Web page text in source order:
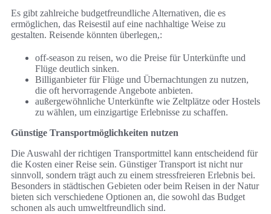
Es gibt zahlreiche budgetfreundliche Alternativen, die es
ermöglichen, das Reisestil auf eine nachhaltige Weise zu
gestalten. Reisende könnten überlegen,:
off-season zu reisen, wo die Preise für Unterkünfte und
Flüge deutlich sinken.
Billiganbieter für Flüge und Übernachtungen zu nutzen,
die oft hervorragende Angebote anbieten.
außergewöhnliche Unterkünfte wie Zeltplätze oder Hostels
zu wählen, um einzigartige Erlebnisse zu schaffen.
Günstige Transportmöglichkeiten nutzen
Die Auswahl der richtigen Transportmittel kann entscheidend für
die Kosten einer Reise sein. Günstiger Transport ist nicht nur
sinnvoll, sondern trägt auch zu einem stressfreieren Erlebnis bei.
Besonders in städtischen Gebieten oder beim Reisen in der Natur
bieten sich verschiedene Optionen an, die sowohl das Budget
schonen als auch umweltfreundlich sind.